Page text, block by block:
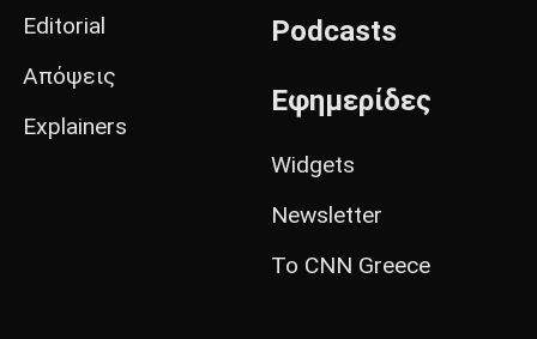
Editorial
Απόψεις
Explainers
Podcasts
Εφημερίδες
Widgets
Newsletter
Το CNN Greece